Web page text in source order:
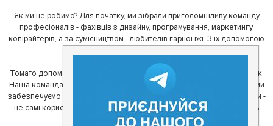
Як ми це робимо? Для початку, ми зібрали приголомшливу команду
професіоналів - фахівців з дизайну, програмування, маркетингу,
копірайтерів, а за сумісництвом - любителів гарної їжі. З їх допомогою
Томато допомагає своїм користувачам знайти цікаві місця неподалік.
Наша команда регулярно зв'язується з ресторанами - таким чином ми
забезпечуємо актуальність інформації. Друга частина нашої команди -
це самі користувачі, які діляться своїми враженнями і допомагають
один одному у виборі кращих місць.